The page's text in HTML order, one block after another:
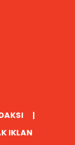
IKLAN